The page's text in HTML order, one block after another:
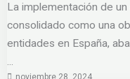
La implementación de
consolidado como una
entidades en España,
...
noviembre 28, 2024